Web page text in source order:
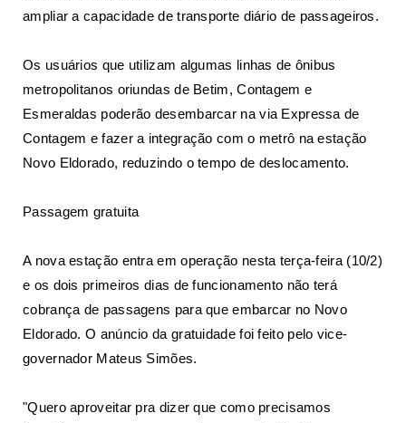
ampliar a capacidade de transporte diário de passageiros.
Os usuários que utilizam algumas linhas de ônibus
metropolitanos oriundas de Betim, Contagem e
Esmeraldas poderão desembarcar na via Expressa de
Contagem e fazer a integração com o metrô na estação
Novo Eldorado, reduzindo o tempo de deslocamento.
Passagem gratuita
A nova estação entra em operação nesta terça-feira (10/2)
e os dois primeiros dias de funcionamento não terá
cobrança de passagens para que embarcar no Novo
Eldorado. O anúncio da gratuidade foi feito pelo vice-
governador Mateus Simões.
"Quero aproveitar pra dizer que como precisamos